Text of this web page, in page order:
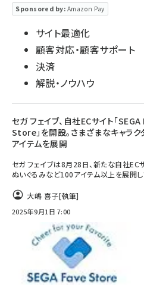
Sponsored by: Amazon Pay
サイト最適化
顧客対応・顧客サポート
決済
解説・ノウハウ
セガ フェイブ、自社ECサイト「
Store」を開設。さまざまなキャラク
アイテムを展開
セガ フェイブは8月28日、新たな自社EC
ぬいぐるみなど100アイテム以上を展開
大嶋 喜子[執筆]
2025年9月1日 7:00